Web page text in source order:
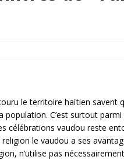
une blague de mauvais
le territoire haïtien savent
population. C’est surtout
célébrations vaudou reste
le vaudou a ses
n’utilise pas